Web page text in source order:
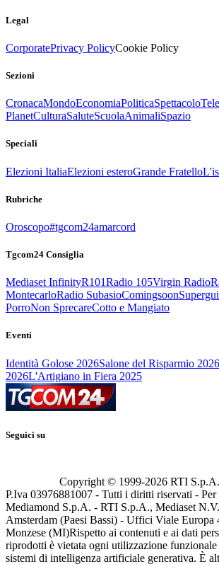
Legal
CorporatePrivacy PolicyCookie Policy
Sezioni
CronacaMondoEconomiaPoliticaSpettacolo
PlanetCulturaSaluteScuolaAnimaliSpazio
Speciali
Elezioni ItaliaElezioni esteroGrande Fratello
Rubriche
Oroscopo#tgcom24amarcord
Tgcom24 Consiglia
Mediaset InfinityR101Radio 105Virgin Radio
MontecarloRadio SubasioComingsoon
PorroNon SprecareCotto e Mangiato
Eventi
Identità Golose 2026Salone del Risparmio 2026
2026L'Artigiano in Fiera 2025
Seguici su
Copyright © 1999-2026 RTI
P.Iva 03976881007 - Tutti i diritti riservati -
Mediamond S.p.A. - RTI S.p.A., Mediaset
Amsterdam (Paesi Bassi) - Uffici Viale Europa
Monzese (MI)Rispetto ai contenuti e ai dati
riprodotti è vietata ogni utilizzazione funzionale
sistemi di intelligenza artificiale generativa. È